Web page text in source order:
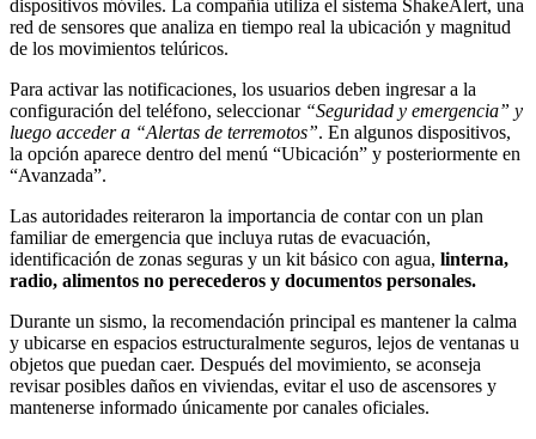
dispositivos móviles. La compañía utiliza el sistema ShakeAlert, una
red de sensores que analiza en tiempo real la ubicación y magnitud
de los movimientos telúricos.
Para activar las notificaciones, los usuarios deben ingresar a la
configuración del teléfono, seleccionar “Seguridad y emergencia” y
luego acceder a “Alertas de terremotos”. En algunos dispositivos,
la opción aparece dentro del menú “Ubicación” y posteriormente en
“Avanzada”.
Las autoridades reiteraron la importancia de contar con un plan
familiar de emergencia que incluya rutas de evacuación,
identificación de zonas seguras y un kit básico con agua, linterna,
radio, alimentos no perecederos y documentos personales.
Durante un sismo, la recomendación principal es mantener la calma
y ubicarse en espacios estructuralmente seguros, lejos de ventanas u
objetos que puedan caer. Después del movimiento, se aconseja
revisar posibles daños en viviendas, evitar el uso de ascensores y
mantenerse informado únicamente por canales oficiales.